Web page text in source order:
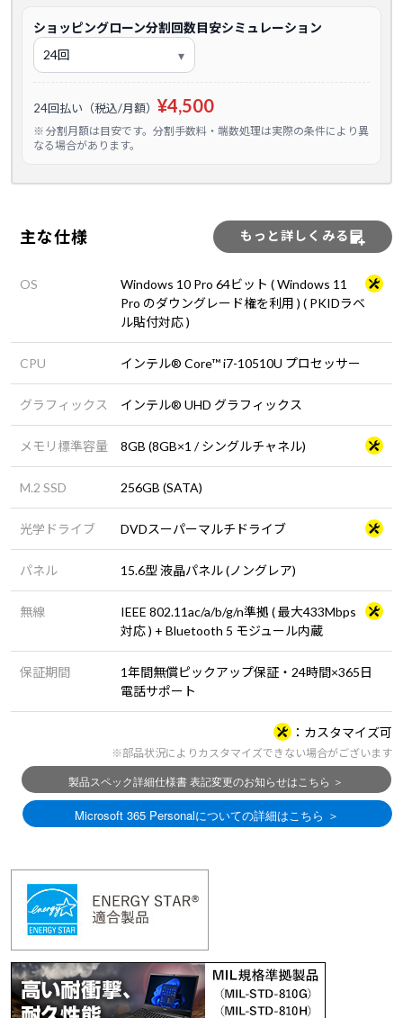
ショッピングローン分割回数目安シミュレーション
24回払い（税込/月額） ¥4,500
※ 分割月額は目安です。分割手数料・端数処理は実際の条件により異
なる場合があります。
主な仕様 もっと詳しくみる
OS
Windows 10 Pro 64ビット ( Windows 11
Pro のダウングレード権を利用 ) ( PKIDラベ
ル貼付対応 )
CPU インテル® Core™ i7-10510U プロセッサー
グラフィックス インテル® UHD グラフィックス
メモリ標準容量 8GB (8GB×1 / シングルチャネル)
M.2 SSD 256GB (SATA)
光学ドライブ DVDスーパーマルチドライブ
パネル 15.6型 液晶パネル (ノングレア)
無線
IEEE 802.11ac/a/b/g/n準拠 ( 最大433Mbps
対応 ) + Bluetooth 5 モジュール内蔵
保証期間
1年間無償ピックアップ保証・24時間×365日
電話サポート
カスタマイズ可
※部品状況によりカスタマイズできない場合がございます